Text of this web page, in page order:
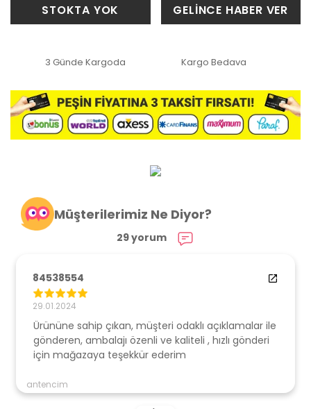
STOKTA YOK GELİNCE HABER VER
3 Günde Kargoda Kargo Bedava
Müşterilerimiz Ne Diyor?
29 yorum
84538554
29.01.2024
Ürününe sahip çıkan, müşteri odaklı açıklamalar ile
gönderen, ambalajı özenli ve kaliteli , hızlı gönderi
için mağazaya teşekkür ederim
antencim